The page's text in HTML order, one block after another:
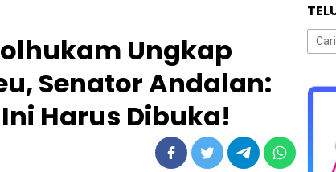
Ungkap
Senator Andalan:
Harus Dibuka!
Cari